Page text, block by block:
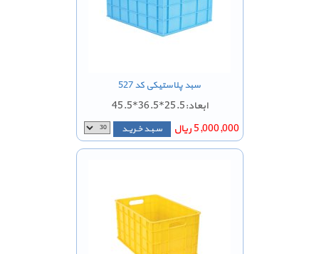
سبد پلاستیکی کد 527
ابعاد:25.5*36.5*45.5
5,000,000 ریال
سـبـد خـریـد